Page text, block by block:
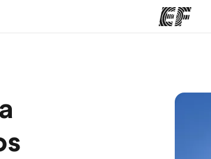
lo que hacemos Encuentra una oficina